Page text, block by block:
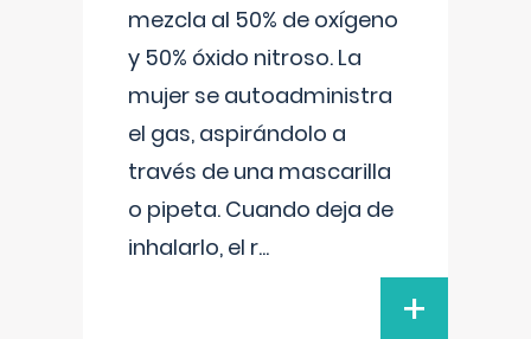
mezcla al 50% de oxígeno
y 50% óxido nitroso. La
mujer se autoadministra
el gas, aspirándolo a
través de una mascarilla
o pipeta. Cuando deja de
inhalarlo, el r...
+